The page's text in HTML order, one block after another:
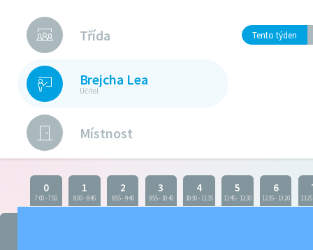
Třída
Brejcha Lea
Učitel
Místnost
Tento týden
0
7:00-7:50
1
8:00-8:45
2
8:55-9:40
3
9:55- 10:40
4
10:50-11:35
5
11:45- 12:30
6
12:35- 13:20 13:25